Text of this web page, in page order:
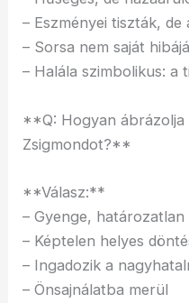
– Eszményei tiszták,
– Sorsa nem saját
– Halála szimbolikus: a
**Q: Hogyan ábrázolja
Zsigmondot?**
**Válasz:**
– Gyenge, határozatlan
– Képtelen helyes
– Ingadozik a
– Önsajnálatba merül